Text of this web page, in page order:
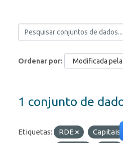
Ordenar por
1 conjunto de
Etiquetas: RDE